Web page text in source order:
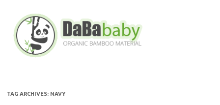
content
TAG ARCHIVES: NAVY